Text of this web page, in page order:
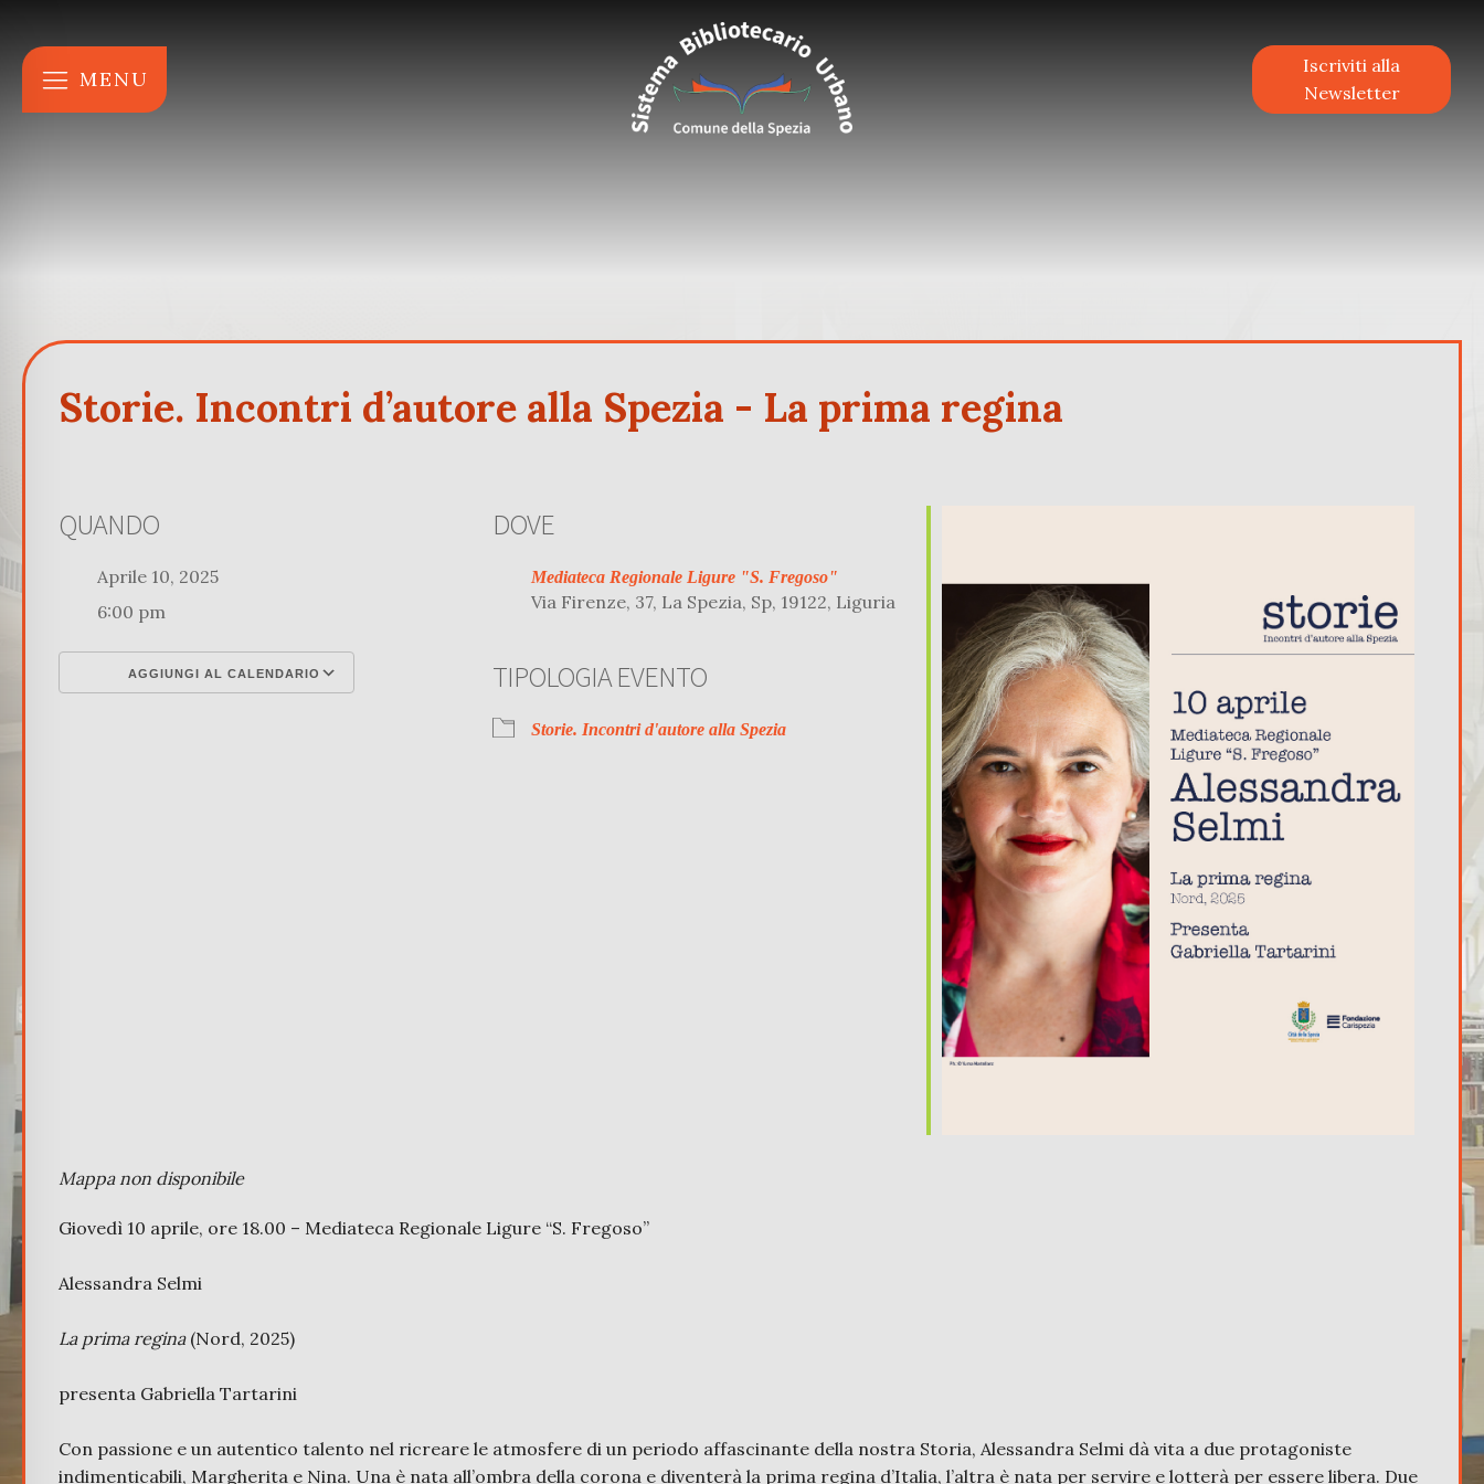
MENU
Iscriviti alla
Newsletter
Storie. Incontri d’autore alla Spezia - La prima regina
QUANDO
Aprile 10, 2025
6:00 pm
AGGIUNGI AL CALENDARIO
Google Calendar Office 365 Outlook Live
DOVE
Mediateca Regionale Ligure "S. Fregoso"
Via Firenze, 37, La Spezia, Sp, 19122, Liguria
TIPOLOGIA EVENTO
Storie. Incontri d'autore alla Spezia
Mappa non disponibile
Giovedì 10 aprile, ore 18.00 – Mediateca Regionale Ligure “S. Fregoso”
Alessandra Selmi
La prima regina(Nord, 2025)
presenta Gabriella Tartarini
Con passione e un autentico talento nel ricreare le atmosfere di un periodo affascinante della nostra Storia, Alessandra Selmi dà vita a due protagoniste
indimenticabili, Margherita e Nina. Una è nata all’ombra della corona e diventerà la prima regina d’Italia, l’altra è nata per servire e lotterà per essere libera. Due